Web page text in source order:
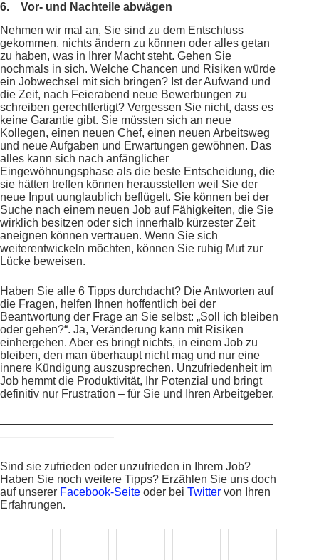
6. Vor- und Nachteile abwägen
Nehmen wir mal an, Sie sind zu dem Entschluss
gekommen, nichts ändern zu können oder alles getan
zu haben, was in Ihrer Macht steht. Gehen Sie
nochmals in sich. Welche Chancen und Risiken würde
ein Jobwechsel mit sich bringen? Ist der Aufwand und
die Zeit, nach Feierabend neue Bewerbungen zu
schreiben gerechtfertigt? Vergessen Sie nicht, dass es
keine Garantie gibt. Sie müssten sich an neue
Kollegen, einen neuen Chef, einen neuen Arbeitsweg
und neue Aufgaben und Erwartungen gewöhnen. Das
alles kann sich nach anfänglicher
Eingewöhnungsphase als die beste Entscheidung, die
sie hätten treffen können herausstellen weil Sie der
neue Input uunglaublich beflügelt. Sie können bei der
Suche nach einem neuen Job auf Fähigkeiten, die Sie
wirklich besitzen oder sich innerhalb kürzester Zeit
aneignen können vertrauen. Wenn Sie sich
weiterentwickeln möchten, können Sie ruhig Mut zur
Lücke beweisen.
Haben Sie alle 6 Tipps durchdacht? Die Antworten auf
die Fragen, helfen Ihnen hoffentlich bei der
Beantwortung der Frage an Sie selbst: „Soll ich bleiben
oder gehen?“. Ja, Veränderung kann mit Risiken
einhergehen. Aber es bringt nichts, in einem Job zu
bleiben, den man überhaupt nicht mag und nur eine
innere Kündigung auszusprechen. Unzufriedenheit im
Job hemmt die Produktivität, Ihr Potenzial und bringt
definitiv nur Frustration – für Sie und Ihren Arbeitgeber.
————————————————————————
——————————
Sind sie zufrieden oder unzufrieden in Ihrem Job?
Haben Sie noch weitere Tipps? Erzählen Sie uns doch
auf unserer Facebook-Seite oder bei Twitter von Ihren
Erfahrungen.